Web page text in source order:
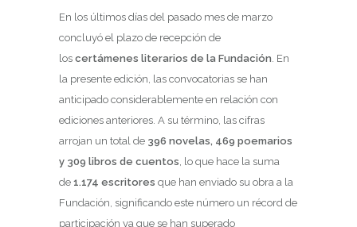
En los últimos días del pasado mes de marzo
concluyó el plazo de recepción de
los certámenes literarios de la Fundación. En
la presente edición, las convocatorias se han
anticipado considerablemente en relación con
ediciones anteriores. A su término, las cifras
arrojan un total de 396 novelas, 469 poemarios
y 309 libros de cuentos, lo que hace la suma
de 1.174 escritores que han enviado su obra a la
Fundación, significando este número un récord de
participación ya que se han superado